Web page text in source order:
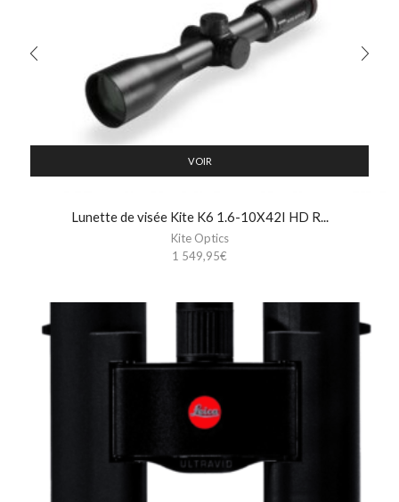
VOIR
Lunette de visée Kite K6 1.6-10X42I HD R...
Kite Optics
1 549,95€